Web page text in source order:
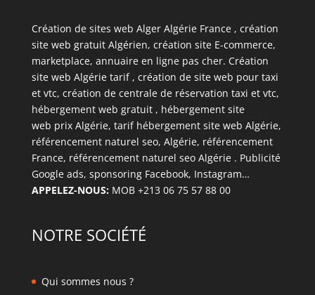
Création de sites web Alger Algérie France, création
site web gratuit Algérien, création site E-commerce,
marketplace, annuaire en ligne pas cher. Création
site web Algérie tarif , création de site web pour taxi
et vtc, création de centrale de réservation taxi et vtc,
hébergement web gratuit, hébergement site
web prix Algérie, tarif hébergement site web Algérie,
référencement naturel seo, Algérie, référencement
France, référencement naturel seo Algérie . Publicité
Google ads, sponsoring Facebook, Instagram…
APPELEZ-NOUS:MOB +213 06 75 57 88 00
NOTRE SOCIÉTÉ
Qui sommes nous ?